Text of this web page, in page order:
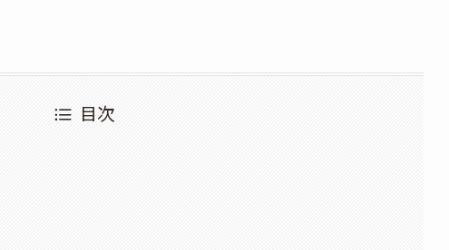
目次